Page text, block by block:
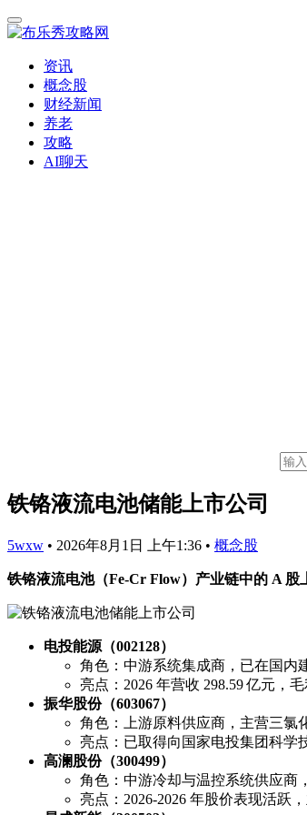
资讯
概念股
财经新闻
养老
攻略
AI聊天
铁铬液流电池储能上市公司
5wxw • 2026年8月1日 上午1:36 • 概念股
铁铬液流电池（Fe‑Cr Flow）产业链中的 A 股
电投能源（002128）
角色：中游系统集成商，已在国内
亮点：2026 年营收 298.59 亿元，
振华股份（603067）
角色：上游原料供应商，主营三氯
亮点：已取得向国家电投集团科学
高澜股份（300499）
角色：中游冷却与温控系统供应商
亮点：2026‑2026 年股价表现活跃